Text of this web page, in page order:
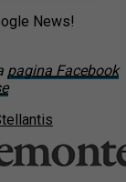
News!
pagina Facebook